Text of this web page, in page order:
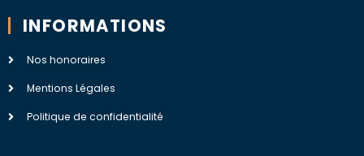
INFORMATIONS
Nos honoraires
Mentions Légales
Politique de confidentialité